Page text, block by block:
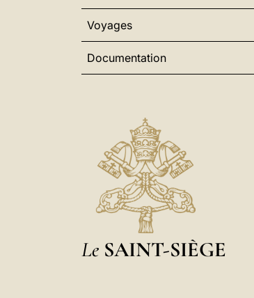
Voyages
Documentation
Le SAINT-SIÈGE